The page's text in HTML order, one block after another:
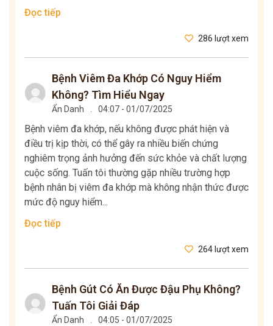
Đọc tiếp
286 lượt xem
Bệnh Viêm Đa Khớp Có Nguy Hiểm
Không? Tìm Hiểu Ngay
Ẩn Danh . 04:07 - 01/07/2025
Bệnh viêm đa khớp, nếu không được phát hiện và
điều trị kịp thời, có thể gây ra nhiều biến chứng
nghiêm trọng ảnh hưởng đến sức khỏe và chất lượng
cuộc sống. Tuấn tôi thường gặp nhiều trường hợp
bệnh nhân bị viêm đa khớp mà không nhận thức được
mức độ nguy hiểm...
Đọc tiếp
264 lượt xem
Bệnh Gút Có Ăn Được Đậu Phụ Không?
Tuấn Tôi Giải Đáp
Ẩn Danh . 04:05 - 01/07/2025